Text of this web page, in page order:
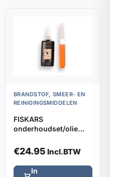
BRANDSTOF, SMEER- EN
REINIGINGSMIDDELEN
FISKARS
onderhoudset/olie
€24.95 Incl.BTW
In